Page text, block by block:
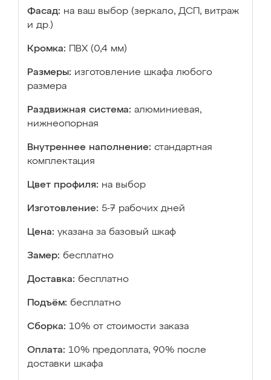
Фасад: на ваш выбор (зеркало, ДСП, витраж
и др.)
Кромка: ПВХ (0,4 мм)
Размеры: изготовление шкафа любого
размера
Раздвижная система: алюминиевая,
нижнеопорная
Внутреннее наполнение: стандартная
комплектация
Цвет профиля: на выбор
Изготовление: 5-7 рабочих дней
Цена: указана за базовый шкаф
Замер: бесплатно
Доставка: бесплатно
Подъём: бесплатно
Сборка: 10% от стоимости заказа
Оплата: 10% предоплата, 90% после
доставки шкафа